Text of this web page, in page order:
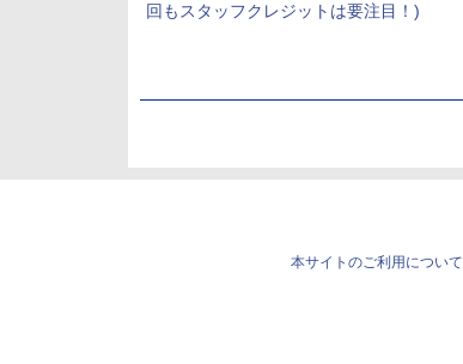
回もスタッフクレジットは要注目！)
本サイトのご利用について